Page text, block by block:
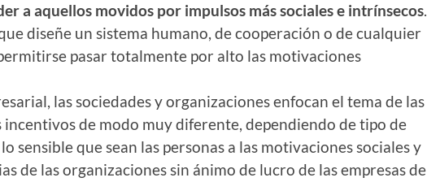
a aquellos movidos por impulsos más sociales e intrínsecos.
diseñe un sistema humano, de cooperación o de cualquier
pasar totalmente por alto las motivaciones
las sociedades y organizaciones enfocan el tema de las
incentivos de modo muy diferente, dependiendo de tipo de
sensible que sean las personas a las motivaciones sociales y
de las organizaciones sin ánimo de lucro de las empresas de